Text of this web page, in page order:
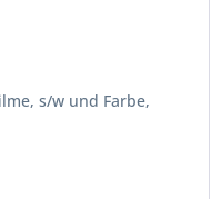
s/w und Farbe,